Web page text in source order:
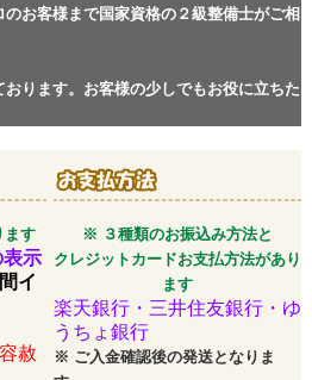
お客様まで国家資格の２級整備士がご相
ります。お客様の少しでもお役に立ちた
ます
※ ３種類のお振込み方法と
クレジットカードお支払方法があり
ます
表示
イ
赦
楽天銀行・三井住友銀行・ゆ
うちょ銀行
※ ご入金確認後の発送となりま